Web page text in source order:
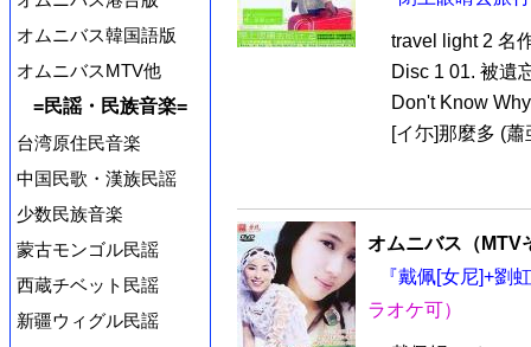
オムニバス韓国語版
オムニバスMTV他
=民謡・民族音楽=
台湾原住民音楽
中国民歌・漢族民謡
少数民族音楽
蒙古モンゴル民謡
西蔵チベット民謡
新疆ウィグル民謡
travel light 2 名
Disc 1 01. 被遺
Don't Know
[イ尓]那麼多 (
オムニバス（MTV
『戴佩[女尼]+劉
ラオケ可）